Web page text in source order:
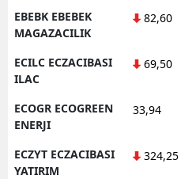
EBEBK EBEBEK
MAGAZACILIK
82,60
ECILC ECZACIBASI
ILAC
69,50
ECOGR ECOGREEN
ENERJI
33,94
ECZYT ECZACIBASI
YATIRIM
324,25